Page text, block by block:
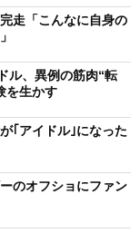
走「こんなに自身の
ル、異例の筋肉“転
を生かす
｢アイドル｣になった
のオフショにファン